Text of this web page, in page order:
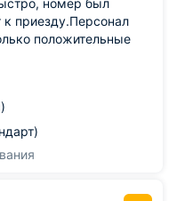
номер был
приезду.Персонал
положительные